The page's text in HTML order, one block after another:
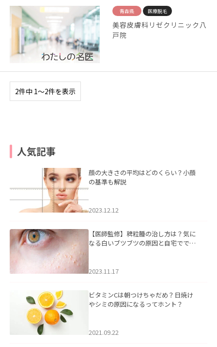
青森県 医療脱毛
美容皮膚科リゼクリニック八
戸院
2件中 1〜2件を表示
人気記事
顔の大きさの平均はどのくらい？小顔
の基準も解説
2023.12.12
【医師監修】稗粒腫の治し方は？気に
なる白いブツブツの原因と自宅ででき
2023.11.17
ビタミンCは朝つけちゃだめ？日焼け
やシミの原因になるってホント？
2021.09.22